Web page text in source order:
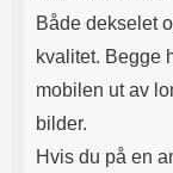
Både dekselet
kvalitet. Begge
mobilen ut av
bilder.
Hvis du på en